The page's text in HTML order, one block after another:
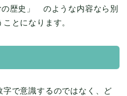
歴史」 のような内容なら別
とになります。
で意識するのではなく、ど